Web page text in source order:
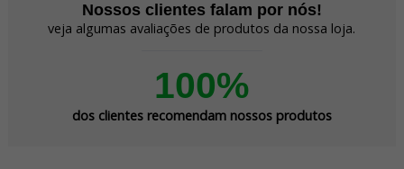
Nossos clientes falam por nós!
veja algumas avaliações de produtos da nossa loja.
100%
dos clientes recomendam nossos produtos